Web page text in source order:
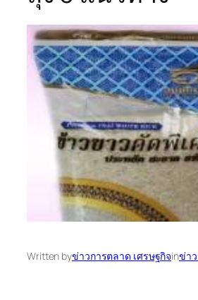
Written byข่าวการตลาด เศรษฐกิจinข่า